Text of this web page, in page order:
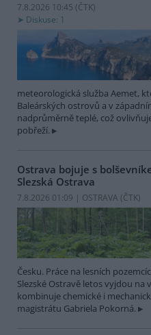
7.8.2026 10:45 (ČTK)
Diskuse: 1
meteorologická služba Aemet,
Baleárských ostrovů a v
nadprůměrně teplé, což
pobřeží.
Ostrava bojuje s
Slezská Ostrava
7.8.2026 01:09 | OSTRAVA (ČTK)
Česku. Práce na lesních
Slezské Ostravě letos vyjdou na
kombinuje chemické i
magistrátu Gabriela Pokorná.